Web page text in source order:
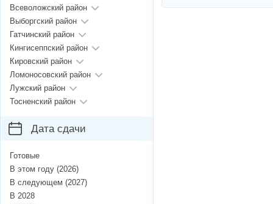
Всеволожский район
Выборгский район
Гатчинский район
Кингисеппский район
Кировский район
Ломоносовский район
Лужский район
Тосненский район
Дата сдачи
Готовые
В этом году (2026)
В следующем (2027)
В 2028